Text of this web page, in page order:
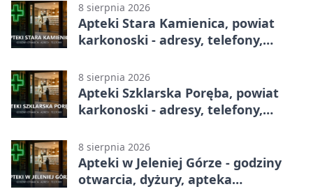
8 sierpnia 2026
Apteki Stara Kamienica, powiat
karkonoski - adresy, telefony,
8 sierpnia 2026
Apteki Szklarska Poręba, powiat
karkonoski - adresy, telefony,
8 sierpnia 2026
Apteki w Jeleniej Górze - godziny
otwarcia, dyżury, apteka